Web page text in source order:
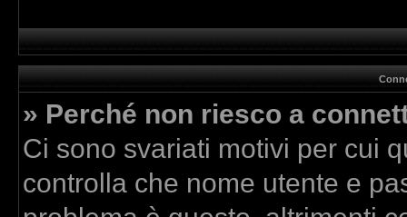
» Perché non riesco a
Ci sono svariati motivi per cui
controlla che nome utente e